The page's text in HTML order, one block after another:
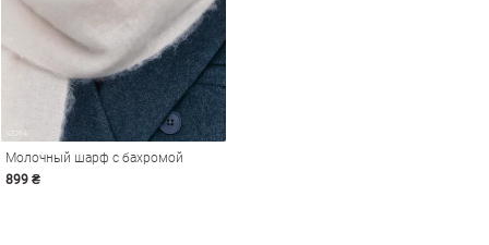
Молочный шарф с бахромой
899 ₴